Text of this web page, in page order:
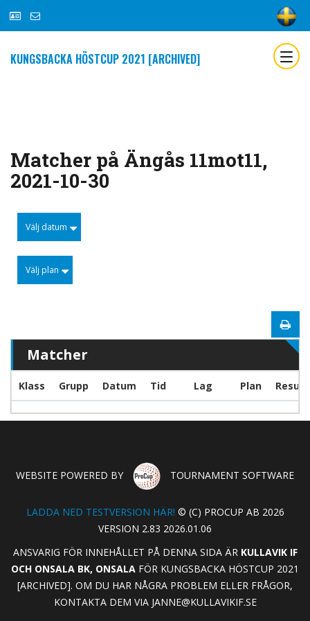
KUNGSBACKA HÖSTCUP 2021 [ARCHIVED]
Matcher på Ängås 11mot11,
2021-10-30
Välj datum
Välj plan
Matcher
Klass Grupp Datum Tid Lag Plan
WEBSITE POWERED BY TOURNAMENT SOFTWARE
LADDA NED TESTVERSION HÄR! © (C) PROCUP AB 2026
VERSION 2.83 2026.01.06
ANSVARIG FÖR INNEHÅLLET PÅ DENNA SIDA ÄR KULLAVIK IF
OCH ONSALA BK, ONSALA FÖR KUNGSBACKA HÖSTCUP 2021
[ARCHIVED]. OM DU HAR NÅGRA PROBLEM ELLER FRÅGOR,
KONTAKTA DEM VIA JANNE@KULLAVIKIF.SE